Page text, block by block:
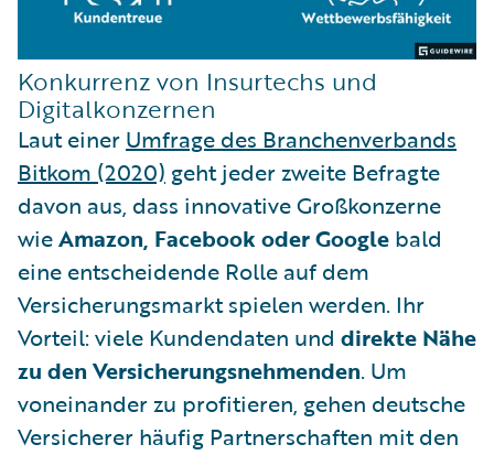
Konkurrenz von Insurtechs und
Digitalkonzernen
Laut einer Umfrage des Branchenverbands
Bitkom (2020) geht jeder zweite Befragte
davon aus, dass innovative Großkonzerne
wieAmazon, Facebook oder Google bald
eine entscheidende Rolle auf dem
Versicherungsmarkt spielen werden. Ihr
Vorteil: viele Kundendaten und direkte Nähe
zu den Versicherungsnehmenden. Um
voneinander zu profitieren, gehen deutsche
Versicherer häufig Partnerschaften mit den